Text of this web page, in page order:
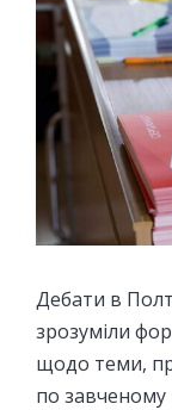
Дебати в
зрозуміли
щодо теми,
по завченому